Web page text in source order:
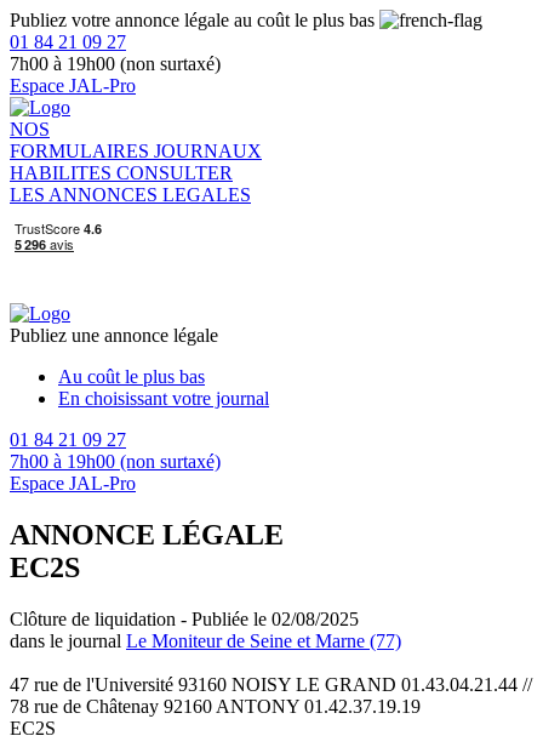
Publiez votre annonce légale au coût le plus bas
01 84 21 09 27
7h00 à 19h00 (non surtaxé)
Espace JAL-Pro
NOS
FORMULAIRES JOURNAUX
HABILITES CONSULTER
LES ANNONCES LEGALES
Publiez une annonce légale
Au coût le plus bas
En choisissant votre journal
01 84 21 09 27
7h00 à 19h00 (non surtaxé)
Espace JAL-Pro
ANNONCE LÉGALE
EC2S
Clôture de liquidation - Publiée le 02/08/2025
dans le journal Le Moniteur de Seine et Marne (77)
47 rue de l'Université 93160 NOISY LE GRAND 01.43.04.21.44 //
78 rue de Châtenay 92160 ANTONY 01.42.37.19.19
EC2S